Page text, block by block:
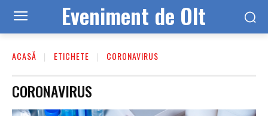
Eveniment de Olt
ACASĂ ETICHETE CORONAVIRUS
CORONAVIRUS